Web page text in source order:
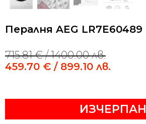
Пералня AEG LR7E60489
715.81€/ 1400.00 лв.
Original
price
/
459.70 € / 899.10 лв.
Current
price
/
ИЗЧЕРПАН